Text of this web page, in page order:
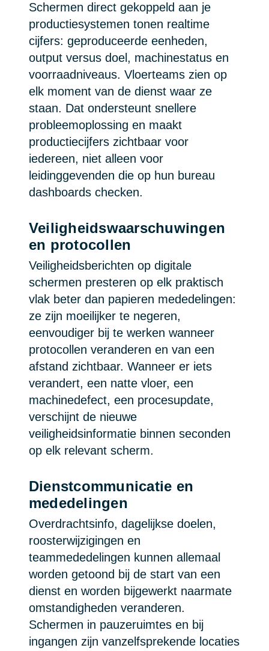
Schermen direct gekoppeld aan je
productiesystemen tonen realtime
cijfers: geproduceerde eenheden,
output versus doel, machinestatus en
voorraadniveaus. Vloerteams zien op
elk moment van de dienst waar ze
staan. Dat ondersteunt snellere
probleemoplossing en maakt
productiecijfers zichtbaar voor
iedereen, niet alleen voor
leidinggevenden die op hun bureau
dashboards checken.
Veiligheidswaarschuwingen
en protocollen
Veiligheidsberichten op digitale
schermen presteren op elk praktisch
vlak beter dan papieren mededelingen:
ze zijn moeilijker te negeren,
eenvoudiger bij te werken wanneer
protocollen veranderen en van een
afstand zichtbaar. Wanneer er iets
verandert, een natte vloer, een
machinedefect, een procesupdate,
verschijnt de nieuwe
veiligheidsinformatie binnen seconden
op elk relevant scherm.
Dienstcommunicatie en
mededelingen
Overdrachtsinfo, dagelijkse doelen,
roosterwijzigingen en
teammededelingen kunnen allemaal
worden getoond bij de start van een
dienst en worden bijgewerkt naarmate
omstandigheden veranderen.
Schermen in pauzeruimtes en bij
ingangen zijn vanzelfsprekende locaties